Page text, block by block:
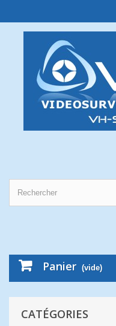
Panier (vide)
CATÉGORIES